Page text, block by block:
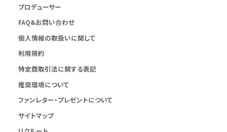
プロデューサー
FAQ&お問い合わせ
個人情報の取扱いに関して
利用規約
特定商取引法に関する表記
推奨環境について
ファンレター・プレゼントについて
サイトマップ